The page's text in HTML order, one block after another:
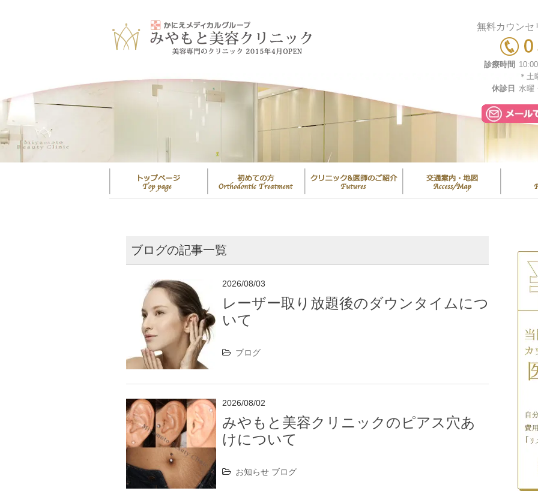
無料カウンセ
診療時間
＊土
休診日
水曜
ブログの記事一覧
2026/08/03
レーザー取り放題後のダウンタイムにつ
いて
ブログ
2026/08/02
みやもと美容クリニックのピアス穴あ
けについて
お知らせ ブログ